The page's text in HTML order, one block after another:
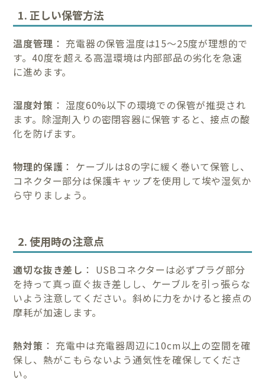
1. 正しい保管方法
温度管理 ： 充電器の保管温度は15～25度が理想的で
す。40度を超える高温環境は内部部品の劣化を急速
に進めます。
湿度対策 ： 湿度60%以下の環境での保管が推奨され
ます。除湿剤入りの密閉容器に保管すると、接点の酸
化を防げます。
物理的保護 ： ケーブルは8の字に緩く巻いて保管し、
コネクター部分は保護キャップを使用して埃や湿気か
ら守りましょう。
2. 使用時の注意点
適切な抜き差し ： USBコネクターは必ずプラグ部分
を持って真っ直ぐ抜き差しし、ケーブルを引っ張らな
いよう注意してください。斜めに力をかけると接点の
摩耗が加速します。
熱対策 ： 充電中は充電器周辺に10cm以上の空間を確
保し、熱がこもらないよう通気性を確保してくださ
い。